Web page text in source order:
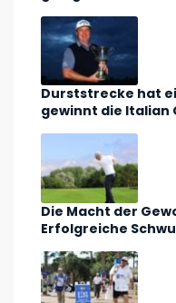
Durststrecke hat
gewinnt die Italian
Die Macht der
Erfolgreiche